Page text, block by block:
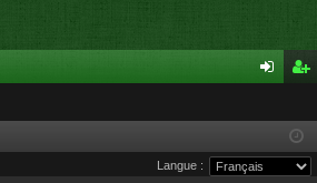
cri
pti
Langue :